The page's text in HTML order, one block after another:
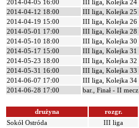
2014-04-05 16:00
III liga, Kolejka 24
2014-04-12 18:00
III liga, Kolejka 25
2014-04-19 15:00
III liga, Kolejka 26
2014-05-01 17:00
III liga, Kolejka 28
2014-05-10 18:00
III liga, Kolejka 30
2014-05-17 15:00
III liga, Kolejka 31
2014-05-23 18:00
III liga, Kolejka 32
2014-05-31 16:00
III liga, Kolejka 33
2014-06-07 17:00
III liga, Kolejka 34
2014-06-28 17:00
bar., Finał - II mecz
drużyna rozgr.
Sokół Ostróda
III liga